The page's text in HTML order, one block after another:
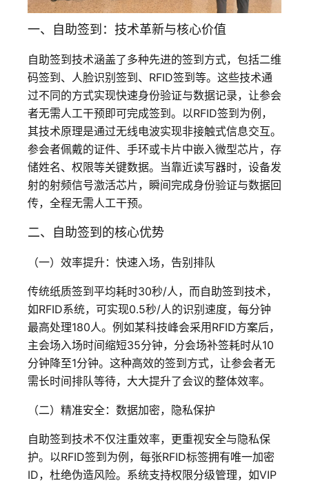
一、自助签到：技术革新与核心价值
自助签到技术涵盖了多种先进的签到方式，包括二维
码签到、人脸识别签到、RFID签到等。这些技术通
过不同的方式实现快速身份验证与数据记录，让参会
者无需人工干预即可完成签到。以RFID签到为例，
其技术原理是通过无线电波实现非接触式信息交互。
参会者佩戴的证件、手环或卡片中嵌入微型芯片，存
储姓名、权限等关键数据。当靠近读写器时，设备发
射的射频信号激活芯片，瞬间完成身份验证与数据回
传，全程无需人工干预。
二、自助签到的核心优势
（一）效率提升：快速入场，告别排队
传统纸质签到平均耗时30秒/人，而自助签到技术，
如RFID系统，可实现0.5秒/人的识别速度，每分钟
最高处理180人。例如某科技峰会采用RFID方案后，
主会场入场时间缩短35分钟，分会场补签耗时从10
分钟降至1分钟。这种高效的签到方式，让参会者无
需长时间排队等待，大大提升了会议的整体效率。
（二）精准安全：数据加密，隐私保护
自助签到技术不仅注重效率，更重视安全与隐私保
护。以RFID签到为例，每张RFID标签拥有唯一加密
ID，杜绝伪造风险。系统支持权限分级管理，如VIP